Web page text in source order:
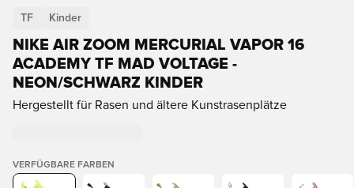
TF Kinder
NIKE AIR ZOOM MERCURIAL VAPOR 16
ACADEMY TF MAD VOLTAGE -
NEON/SCHWARZ KINDER
Hergestellt für Rasen und ältere Kunstrasenplätze
VERFÜGBARE FARBEN